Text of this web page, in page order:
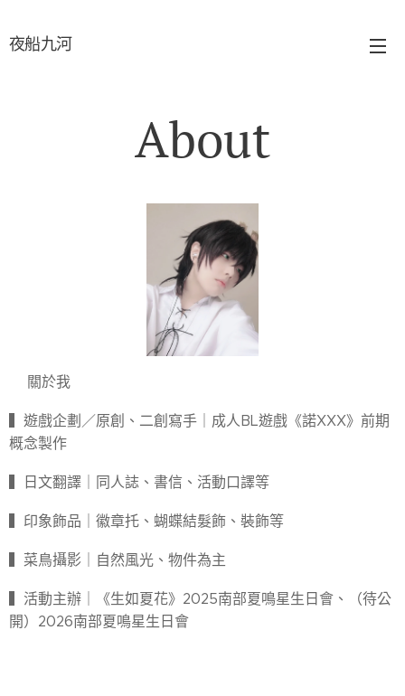
夜船九河
About
📌關於我
▍遊戲企劃／原創、二創寫手｜成人BL遊戲《諾XXX》前期
概念製作
▍日文翻譯｜同人誌、書信、活動口譯等
▍印象飾品｜徽章托、蝴蝶結髮飾、裝飾等
▍菜鳥攝影｜自然風光、物件為主
▍活動主辦｜《生如夏花》2025南部夏鳴星生日會、（待公
開）2026南部夏鳴星生日會